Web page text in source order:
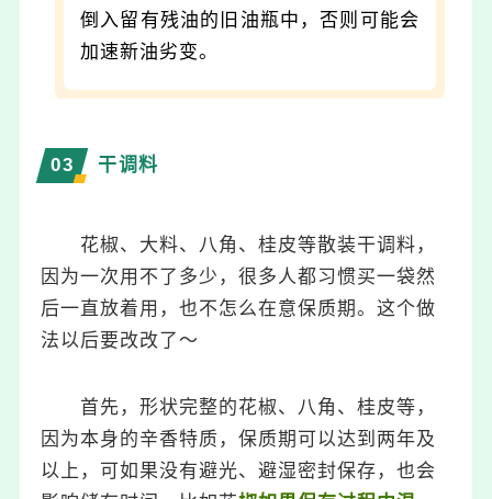
倒入留有残油的旧油瓶中，否则可能会
加速新油劣变。
03 干调料
花椒、大料、八角、桂皮等散装干调料，
因为一次用不了多少，很多人都习惯买一袋然
后一直放着用，也不怎么在意保质期。这个做
法以后要改改了～
首先，形状完整的花椒、八角、桂皮等，
因为本身的辛香特质，保质期可以达到两年及
以上，可如果没有避光、避湿密封保存，也会